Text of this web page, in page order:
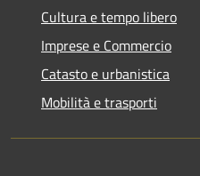
Cultura e tempo libero
Imprese e Commercio
Catasto e urbanistica
Mobilità e trasporti